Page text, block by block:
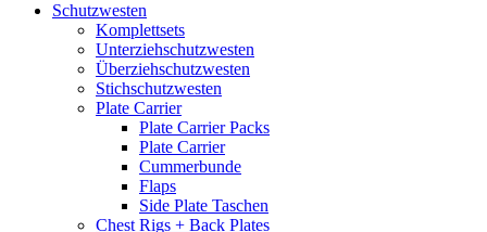
Schutzwesten
Komplettsets
Unterziehschutzwesten
Überziehschutzwesten
Stichschutzwesten
Plate Carrier
Plate Carrier Packs
Plate Carrier
Cummerbunde
Flaps
Side Plate Taschen
Chest Rigs + Back Plates